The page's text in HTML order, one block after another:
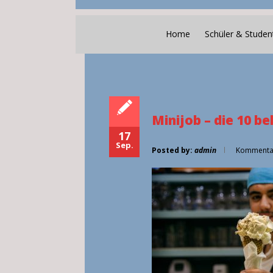
Home Schüler &
17
Sep.
Minijob – die 10
Posted by: admin